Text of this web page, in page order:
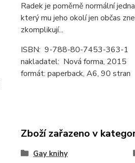
Radek je poměrně normální
který mu jeho okolí jen občas
zkomplikují...
ISBN: 9-788-80-7453-363-1
nakladatel: Nová forma, 2015
formát: paperback, A6, 90 stran
Zboží zařazeno v
Gay knihy